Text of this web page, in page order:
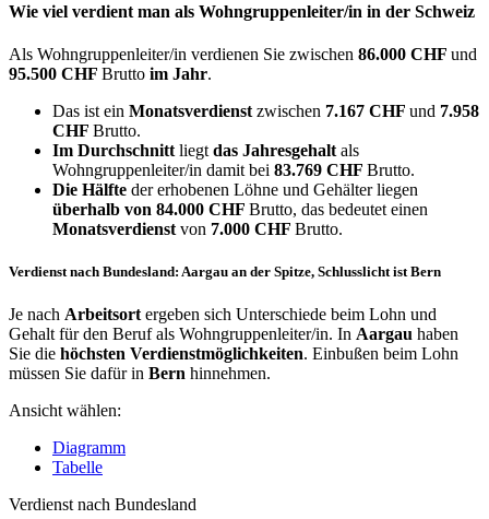
Wie viel verdient man als Wohngruppenleiter/in in der Schweiz
Als Wohngruppenleiter/in verdienen Sie zwischen 86.000 CHF und
95.500 CHF Brutto im Jahr.
Das ist ein Monatsverdienst zwischen 7.167 CHF und 7.958
CHF Brutto.
Im Durchschnitt liegt das Jahresgehalt als
Wohngruppenleiter/in damit bei 83.769 CHF Brutto.
Die Hälfte der erhobenen Löhne und Gehälter liegen
überhalb von 84.000 CHF Brutto, das bedeutet einen
Monatsverdienst von 7.000 CHF Brutto.
Verdienst nach Bundesland: Aargau an der Spitze, Schlusslicht ist Bern
Je nach Arbeitsort ergeben sich Unterschiede beim Lohn und
Gehalt für den Beruf als Wohngruppenleiter/in. In Aargau haben
Sie die höchsten Verdienstmöglichkeiten. Einbußen beim Lohn
müssen Sie dafür in Bern hinnehmen.
Ansicht wählen:
Diagramm
Tabelle
Verdienst nach Bundesland